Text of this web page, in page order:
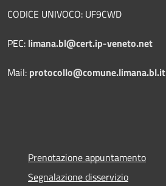
CODICE UNIVOCO: UF9CWD
PEC: limana.bl@cert.ip-veneto.net
Mail: protocollo@comune.limana.bl.it
Prenotazione appuntamento
Segnalazione disservizio